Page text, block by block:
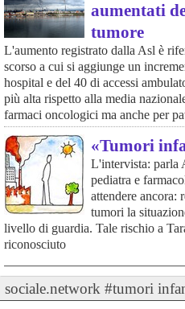
aumentati
tumore
L'aumento registrato dalla Asl è
scorso a cui si aggiunge un
hospital e del 40 di accessi
più alta rispetto alla media
farmaci oncologici ma anche per
«Tumori
L'intervista: parla
pediatra e
attendere ancora:
tumori la
livello di guardia. Tale rischio a
riconosciuto
sociale.network #tumori